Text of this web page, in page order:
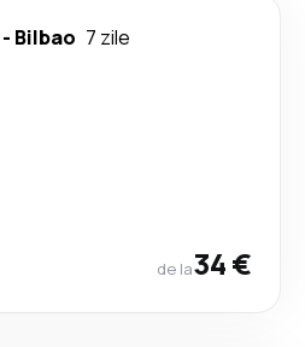
- Bilbao 7 zile
de la34 €